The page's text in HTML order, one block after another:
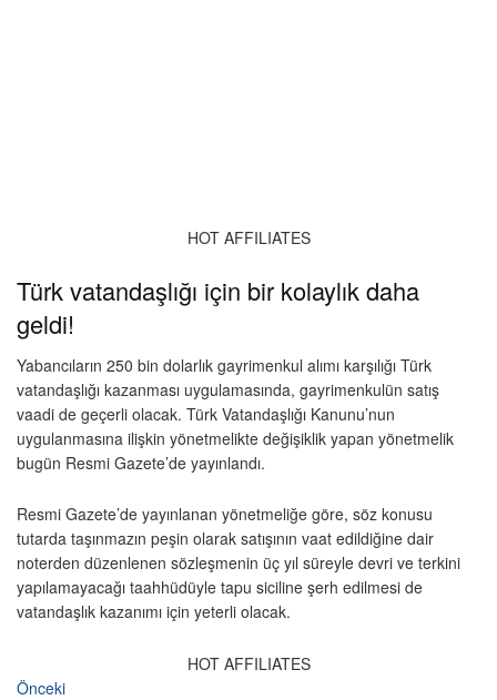
HOT AFFILIATES
Türk vatandaşlığı için bir kolaylık daha
geldi!
Yabancıların 250 bin dolarlık gayrimenkul alımı karşılığı Türk
vatandaşlığı kazanması uygulamasında, gayrimenkulün satış
vaadi de geçerli olacak. Türk Vatandaşlığı Kanunu’nun
uygulanmasına ilişkin yönetmelikte değişiklik yapan yönetmelik
bugün Resmi Gazete’de yayınlandı.
Resmi Gazete’de yayınlanan yönetmeliğe göre, söz konusu
tutarda taşınmazın peşin olarak satışının vaat edildiğine dair
noterden düzenlenen sözleşmenin üç yıl süreyle devri ve terkini
yapılamayacağı taahhüdüyle tapu siciline şerh edilmesi de
vatandaşlık kazanımı için yeterli olacak.
HOT AFFILIATES
Önceki